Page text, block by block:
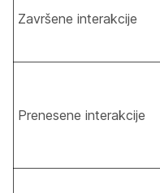
Završene interakcije
Prenesene interakcije